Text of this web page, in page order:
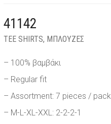
41142
TEE SHIRTS, ΜΠΛΟΥΖΕΣ
– 100% βαμβάκι
– Regular fit
– Assortment: 7 pieces / pack
– M-L-XL-XXL: 2-2-2-1